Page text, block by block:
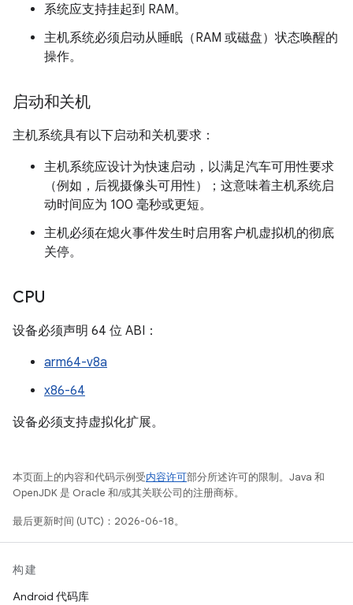
系统应支持挂起到 RAM。
主机系统必须启动从睡眠（RAM 或磁盘）状态唤醒的
操作。
启动和关机
主机系统具有以下启动和关机要求：
主机系统应设计为快速启动，以满足汽车可用性要求
（例如，后视摄像头可用性）；这意味着主机系统启
动时间应为 100 毫秒或更短。
主机必须在熄火事件发生时启用客户机虚拟机的彻底
关停。
CPU
设备必须声明 64 位 ABI：
arm64-v8a
x86-64
设备必须支持虚拟化扩展。
本页面上的内容和代码示例受内容许可部分所述许可的限制。Java 和
OpenJDK 是 Oracle 和/或其关联公司的注册商标。
最后更新时间 (UTC)：2026-06-18。
构建
Android 代码库